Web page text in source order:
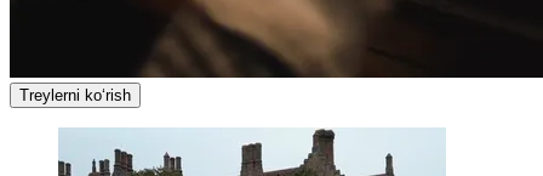
Treylerni ko‘rish